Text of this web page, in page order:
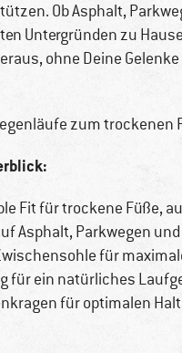
Ob Asphalt,
Untergründen zu
ohne Deine
zum
Fit für trockene Füße,
Asphalt, Parkwegen
Zwischensohle für
für ein natürliches
für optimalen Halt